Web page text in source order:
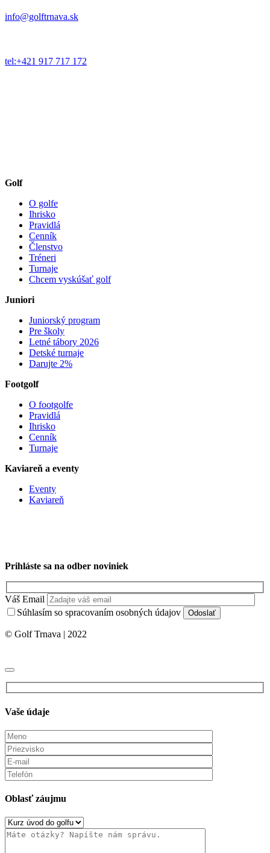
info@golftrnava.sk
tel:+421 917 717 172
Golf
O golfe
Ihrisko
Pravidlá
Cenník
Členstvo
Tréneri
Turnaje
Chcem vyskúšať golf
Juniori
Juniorský program
Pre školy
Letné tábory 2026
Detské turnaje
Darujte 2%
Footgolf
O footgolfe
Pravidlá
Ihrisko
Cenník
Turnaje
Kaviareň a eventy
Eventy
Kaviareň
Prihláste sa na odber noviniek
Váš Email
Súhlasím so spracovaním osobných údajov
© Golf Trnava | 2022
Vaše údaje
Oblasť záujmu